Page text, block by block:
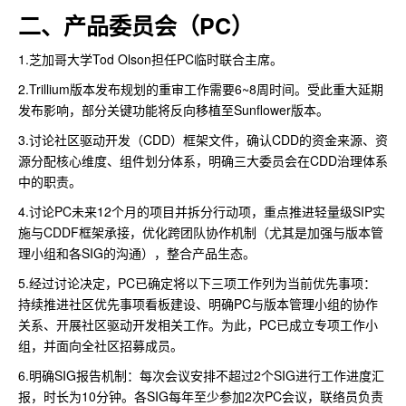
二、产品委员会（PC）
1.芝加哥大学Tod Olson担任PC临时联合主席。
2.Trillium版本发布规划的重审工作需要6~8周时间。受此重大延期
发布影响，部分关键功能将反向移植至Sunflower版本。
3.讨论社区驱动开发（CDD）框架文件，确认CDD的资金来源、资
源分配核心维度、组件划分体系，明确三大委员会在CDD治理体系
中的职责。
4.讨论PC未来12个月的项目并拆分行动项，重点推进轻量级SIP实
施与CDDF框架承接，优化跨团队协作机制（尤其是加强与版本管
理小组和各SIG的沟通），整合产品生态。
5.经过讨论决定，PC已确定将以下三项工作列为当前优先事项：
持续推进社区优先事项看板建设、明确PC与版本管理小组的协作
关系、开展社区驱动开发相关工作。为此，PC已成立专项工作小
组，并面向全社区招募成员。
6.明确SIG报告机制：每次会议安排不超过2个SIG进行工作进度汇
报，时长为10分钟。各SIG每年至少参加2次PC会议，联络员负责